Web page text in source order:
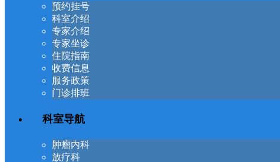
预约挂号
科室介绍
专家介绍
专家坐诊
住院指南
收费信息
服务政策
门诊排班
科室导航
肿瘤内科
放疗科